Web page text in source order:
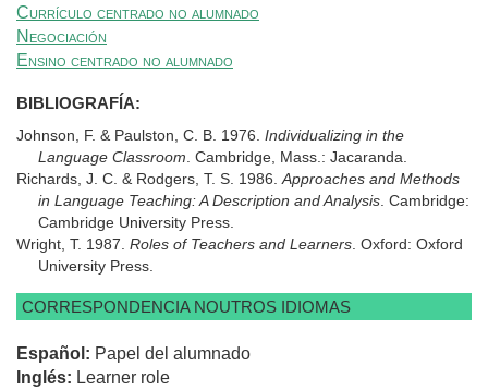
Currículo centrado no alumnado
Negociación
Ensino centrado no alumnado
BIBLIOGRAFÍA:
Johnson, F. & Paulston, C. B. 1976. Individualizing in the
Language Classroom . Cambridge, Mass.: Jacaranda.
Richards, J. C. & Rodgers, T. S. 1986. Approaches and Methods
in Language Teaching: A Description and Analysis . Cambridge:
Cambridge University Press.
Wright, T. 1987. Roles of Teachers and Learners . Oxford: Oxford
University Press.
CORRESPONDENCIA NOUTROS IDIOMAS
Español: Papel del alumnado
Inglés: Learner role